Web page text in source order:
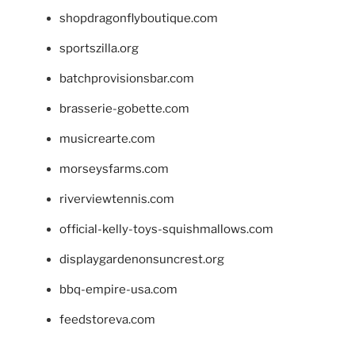
shopdragonflyboutique.com
sportszilla.org
batchprovisionsbar.com
brasserie-gobette.com
musicrearte.com
morseysfarms.com
riverviewtennis.com
official-kelly-toys-squishmallows.com
displaygardenonsuncrest.org
bbq-empire-usa.com
feedstoreva.com